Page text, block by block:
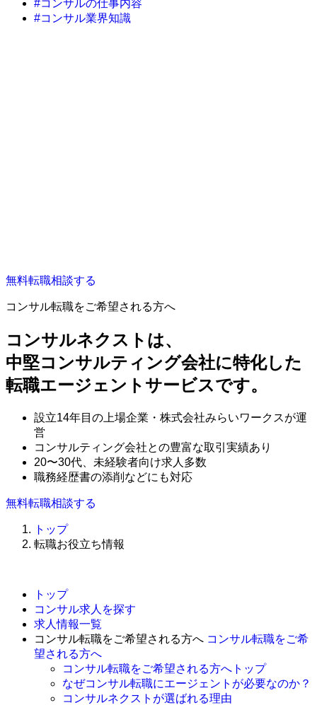
#コンサルの仕事内容
#コンサル業界知識
無料転職相談する
コンサル転職をご希望される方へ
コンサルネクストは、
中堅コンサルティング会社に特化した
転職エージェントサービスです。
設立14年目の上場企業・株式会社みらいワークスが運
営
コンサルティング会社との豊富な取引実績あり
20〜30代、未経験者向け求人多数
職務経歴書の添削などにも対応
無料転職相談する
トップ
転職お役立ち情報
トップ
コンサル求人を探す
求人情報一覧
コンサル転職をご希望される方へ コンサル転職をご希
望される方へ
コンサル転職をご希望される方へトップ
なぜコンサル転職にエージェントが必要なのか？
コンサルネクストが選ばれる理由